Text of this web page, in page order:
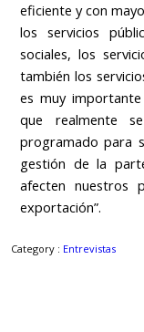
eficiente y con
los servicios
sociales, los
también los
es muy
que realmente
programado para
gestión de la
afecten nuestros
exportación”.
Category : Entrevistas